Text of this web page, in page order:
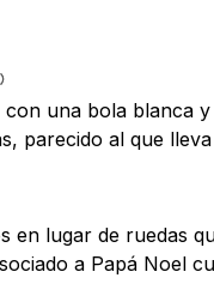
una bola blanca
parecido al que
en lugar de ruedas
a Papá Noel